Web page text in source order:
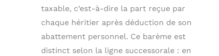
taxable, c’est-à-dire la part reçue par
chaque héritier après déduction de son
abattement personnel. Ce barème est
distinct selon la ligne successorale : en